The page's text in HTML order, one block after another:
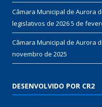
Câmara Municipal de Aurora
legislativos de 20265 de
Câmara Municipal de Aurora
novembro de 2025
DESENVOLVIDO POR CR2